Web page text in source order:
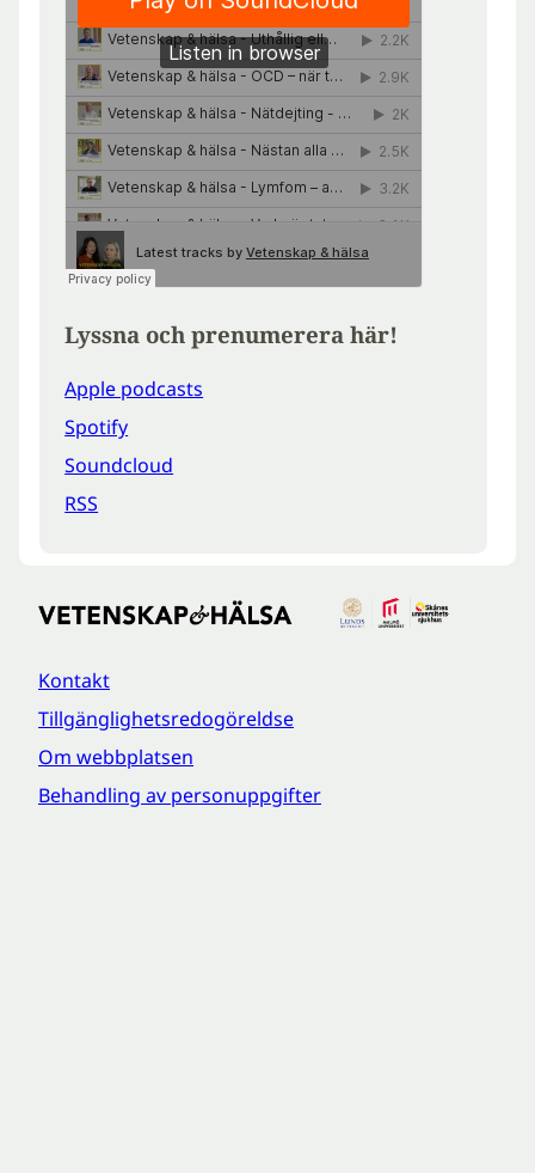
Lyssna och prenumerera här!
Apple podcasts
Spotify
Soundcloud
RSS
Kontakt
Tillgänglighetsredogöreldse
Om webbplatsen
Behandling av personuppgifter